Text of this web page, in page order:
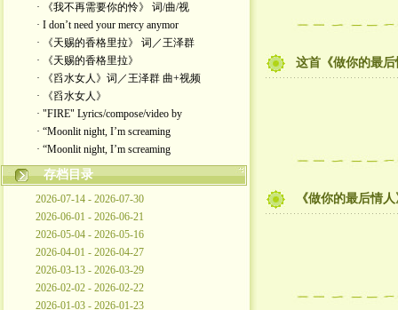
· 《我不再需要你的怜》 词/曲/视
· I don’t need your mercy anymor
· 《天赐的香格里拉》 词／王泽群
· 《天赐的香格里拉》
· 《舀水女人》词／王泽群 曲+视频
· 《舀水女人》
· "FIRE" Lyrics/compose/video by
· “Moonlit night, I’m screaming
· “Moonlit night, I’m screaming
存档目录
2026-07-14 - 2026-07-30
2026-06-01 - 2026-06-21
2026-05-04 - 2026-05-16
2026-04-01 - 2026-04-27
2026-03-13 - 2026-03-29
2026-02-02 - 2026-02-22
2026-01-03 - 2026-01-23
这首《做你的最
《做你的最后情